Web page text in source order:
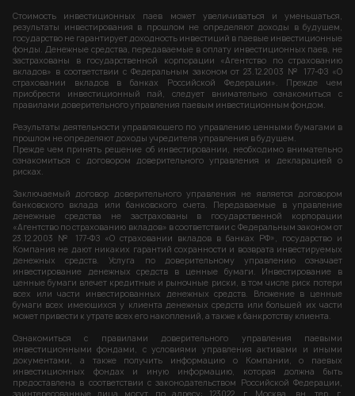
Стоимость инвестиционных паев может увеличиваться и уменьшаться,
результаты инвестирования в прошлом не определяют доходы в будущем,
государство не гарантирует доходность инвестиций в паевые инвестиционные
фонды. Денежные средства, передаваемые в оплату инвестиционных паев, не
застрахованы в государственной корпорации «Агентство по страхованию
вкладов» в соответствии с Федеральным законом от 23.12.2003 № 177-ФЗ «О
страховании вкладов в банках Российской Федерации». Прежде чем
приобрести инвестиционный пай, следует внимательно ознакомиться с
правилами доверительного управления паевым инвестиционным фондом.
Результаты деятельности управляющего по управлению ценными бумагами в
прошлом не определяют доходы учредителя управления в будущем.
Прежде чем принять решение об инвестировании, необходимо внимательно
ознакомиться с договором доверительного управления и декларацией о
рисках.
Заключаемый договор доверительного управления не является договором
банковского вклада или банковского счета. Передаваемые в управление
денежные средства не застрахованы в государственной корпорации
«Агентство по страхованию вкладов» в соответствии с Федеральным законом от
23.12.2003 № 177-ФЗ «О страховании вкладов в банках РФ», государство и
Компания не дают никаких гарантий сохранности и возврата инвестируемых
денежных средств. Услуга по доверительному управлению означает
инвестирование денежных средств в ценные бумаги. Инвестирование в
ценные бумаги влечет кредитные и рыночные риски, в том числе риск потери
всех или части инвестированных денежных средств. Вложение в ценные
бумаги всех имеющихся у клиента денежных средств или большей их части
может привести к утрате всех его накоплений, а также к банкротству клиента.
Ознакомиться с правилами доверительного управления паевыми
инвестиционными фондами, с условиями управления активами и иными
документами, а также получить информацию о Компании, о паевых
инвестиционных фондах и иную информацию, которая должна быть
предоставлена в соответствии с законодательством Российской Федерации,
заинтересованные лица могут по адресу: 123022, г. Москва, вн. тер. г.